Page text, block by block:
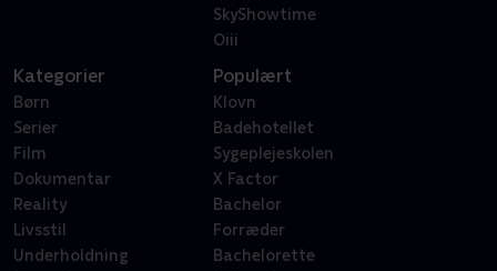
SkyShowtime
Oiii
Kategorier
Børn
Serier
Film
Dokumentar
Reality
Livsstil
Underholdning
Populært
Klovn
Badehotellet
Sygeplejeskolen
X Factor
Bachelor
Forræder
Bachelorette